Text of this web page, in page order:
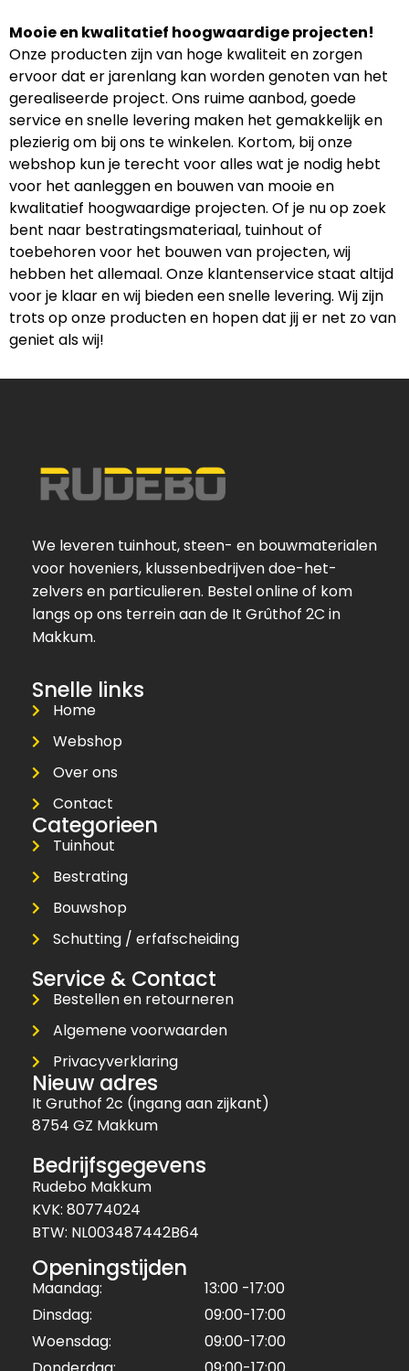
Mooie en kwalitatief hoogwaardige projecten!
Onze producten zijn van hoge kwaliteit en zorgen
ervoor dat er jarenlang kan worden genoten van het
gerealiseerde project. Ons ruime aanbod, goede
service en snelle levering maken het gemakkelijk en
plezierig om bij ons te winkelen. Kortom, bij onze
webshop kun je terecht voor alles wat je nodig hebt
voor het aanleggen en bouwen van mooie en
kwalitatief hoogwaardige projecten. Of je nu op zoek
bent naar bestratingsmateriaal, tuinhout of
toebehoren voor het bouwen van projecten, wij
hebben het allemaal. Onze klantenservice staat altijd
voor je klaar en wij bieden een snelle levering. Wij zijn
trots op onze producten en hopen dat jij er net zo van
geniet als wij!
We leveren tuinhout, steen- en bouwmaterialen
voor hoveniers, klussenbedrijven doe-het-
zelvers en particulieren. Bestel online of kom
langs op ons terrein aan de It Grûthof 2C in
Makkum.
Snelle links
Home
Webshop
Over ons
Contact
Categorieen
Tuinhout
Bestrating
Bouwshop
Schutting / erfafscheiding
Service & Contact
Bestellen en retourneren
Algemene voorwaarden
Privacyverklaring
Nieuw adres
It Gruthof 2c (ingang aan zijkant)
8754 GZ Makkum
Bedrijfsgegevens
Rudebo Makkum
KVK: 80774024
BTW: NL003487442B64
Openingstijden
Maandag:
13:00 -17:00
Dinsdag:
09:00-17:00
Woensdag:
09:00-17:00